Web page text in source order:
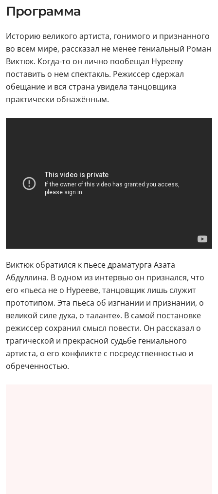
Программа
Историю великого артиста, гонимого и признанного
во всем мире, рассказал не менее гениальный Роман
Виктюк. Когда-то он лично пообещал Нурееву
поставить о нем спектакль. Режиссер сдержал
обещание и вся страна увидела танцовщика
практически обнажённым.
Виктюк обратился к пьесе драматурга Азата
Абдуллина. В одном из интервью он признался, что
его «пьеса не о Нурееве, танцовщик лишь служит
прототипом. Эта пьеса об изгнании и признании, о
великой силе духа, о таланте». В самой постановке
режиссер сохранил смысл повести. Он рассказал о
трагической и прекрасной судьбе гениального
артиста, о его конфликте с посредственностью и
обреченностью.